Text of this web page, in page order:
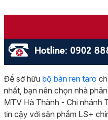
Để sở hữu bộ bàn ren taro
nhất, bạn nên chọn nhà
MTV Hà Thành - Chi nhánh
tin cậy với sản phẩm LS+